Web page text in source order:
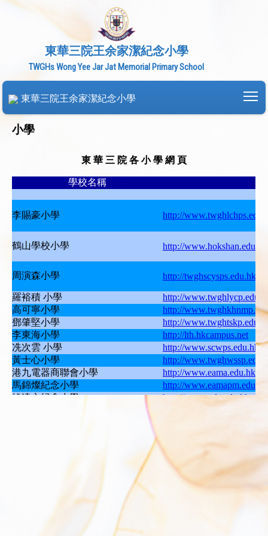
東華三院王余家潔紀念小學
TWGHs Wong Yee Jar Jat Memorial Primary School
東華三院王余家潔紀念小學
小學